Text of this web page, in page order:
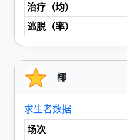
治疗（均）
逃脱（率）
椰
求生者数据
场次